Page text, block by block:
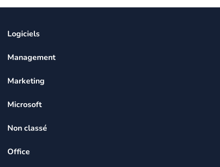
Logiciels
Management
Marketing
Microsoft
Non classé
Office